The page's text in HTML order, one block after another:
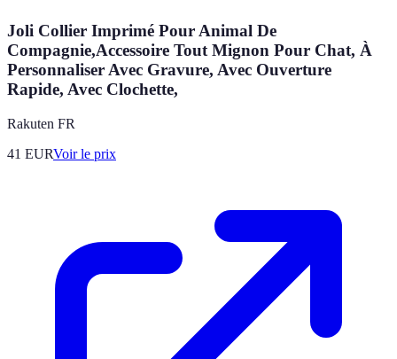
Joli Collier Imprimé Pour Animal De
Compagnie,Accessoire Tout Mignon Pour Chat, À
Personnaliser Avec Gravure, Avec Ouverture
Rapide, Avec Clochette,
Rakuten FR
41 EURVoir le prix